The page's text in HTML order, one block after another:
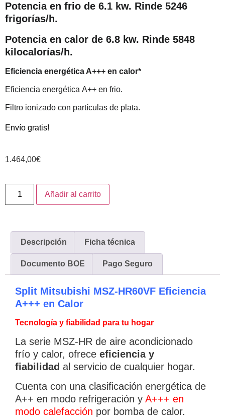
Potencia en frio de 6.1 kw. Rinde 5246
frigorías/h.
Potencia en calor de 6.8 kw. Rinde 5848
kilocalorías/h.
Eficiencia energética A+++ en calor*
Eficiencia energética A++ en frio.
Filtro ionizado con partículas de plata.
Envío gratis!
1.464,00€
Añadir al carrito
Descripción Ficha técnica
Documento BOE Pago Seguro
Split Mitsubishi MSZ-HR60VF Eficiencia
A+++ en Calor
Tecnología y fiabilidad para tu hogar
La serie MSZ-HR de aire acondicionado
frío y calor, ofrece eficiencia y
fiabilidad al servicio de cualquier hogar.
Cuenta con una clasificación energética de
A++ en modo refrigeración y A+++ en
modo calefacción por bomba de calor.